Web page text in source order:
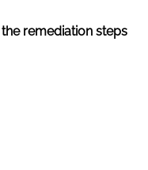
remediation steps